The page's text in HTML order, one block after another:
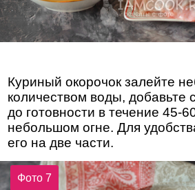
Куриный окорочок залейте
количеством воды, добавьте
до готовности в течение 45-
небольшом огне. Для
его на две части.
Фото 7